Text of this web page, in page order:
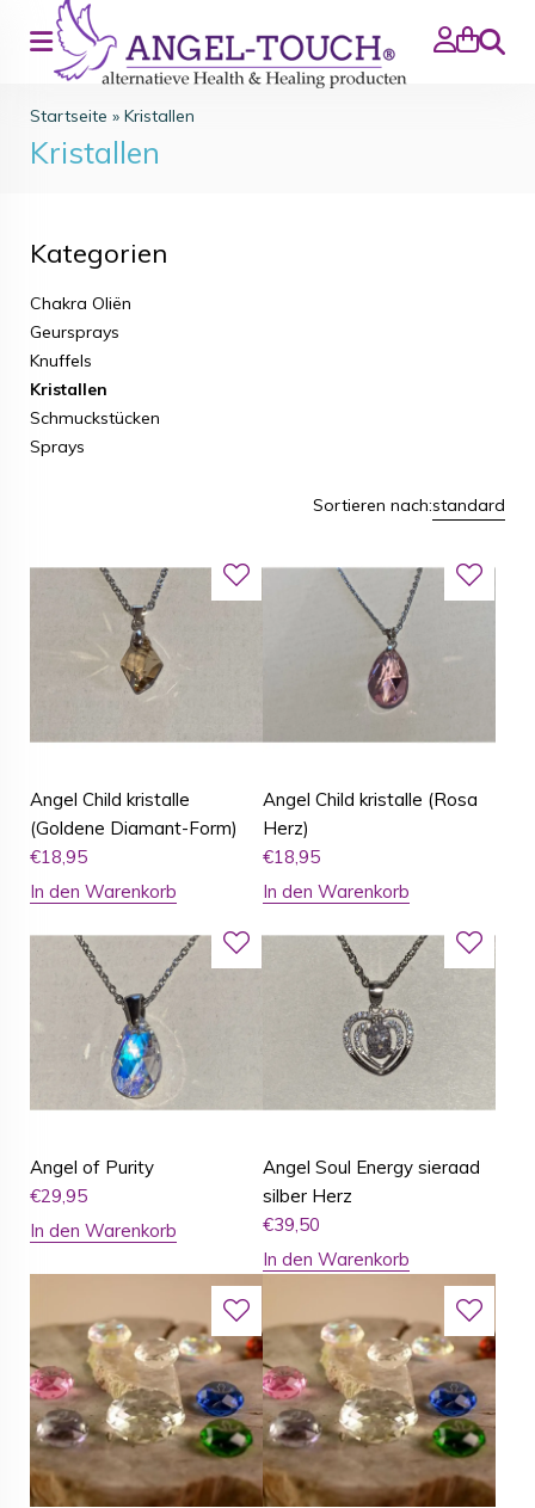
Suche
Startseite » Kristallen
Kristallen
Kategorien
Chakra Oliën
Geursprays
Knuffels
Kristallen
Schmuckstücken
Sprays
Sortieren nach:standard
Angel Child kristalle
(Goldene Diamant-Form)
€18,95
In den Warenkorb
Angel Child kristalle (Rosa
Herz)
€18,95
In den Warenkorb
Angel of Purity
€29,95
In den Warenkorb
Angel Soul Energy sieraad
silber Herz
€39,50
In den Warenkorb